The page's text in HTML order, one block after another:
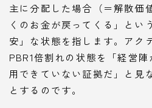
主に分配した場合（＝解散価
くのお金が戻ってくる」とい
安」な状態を指します。アク
PBR1倍割れの状態を「経営
用できていない証拠だ」と見
とするのです。